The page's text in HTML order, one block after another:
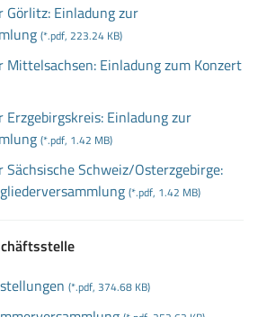
Görlitz: Einladung zur
(*.pdf, 223.24 KB)
Mittelsachsen: Einladung zum Konzert
Erzgebirgskreis: Einladung zur
(*.pdf, 1.42 MB)
Schweiz/Osterzgebirge:
(*.pdf, 1.42 MB)
(*.pdf, 374.68 KB)